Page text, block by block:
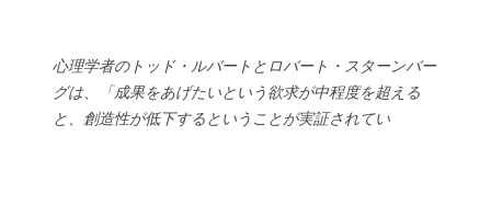
心理学者のトッド・ルバートとロバート・スターンバー
グは、「成果をあげたいという欲求が中程度を超える
と、創造性が低下するということが実証されてい